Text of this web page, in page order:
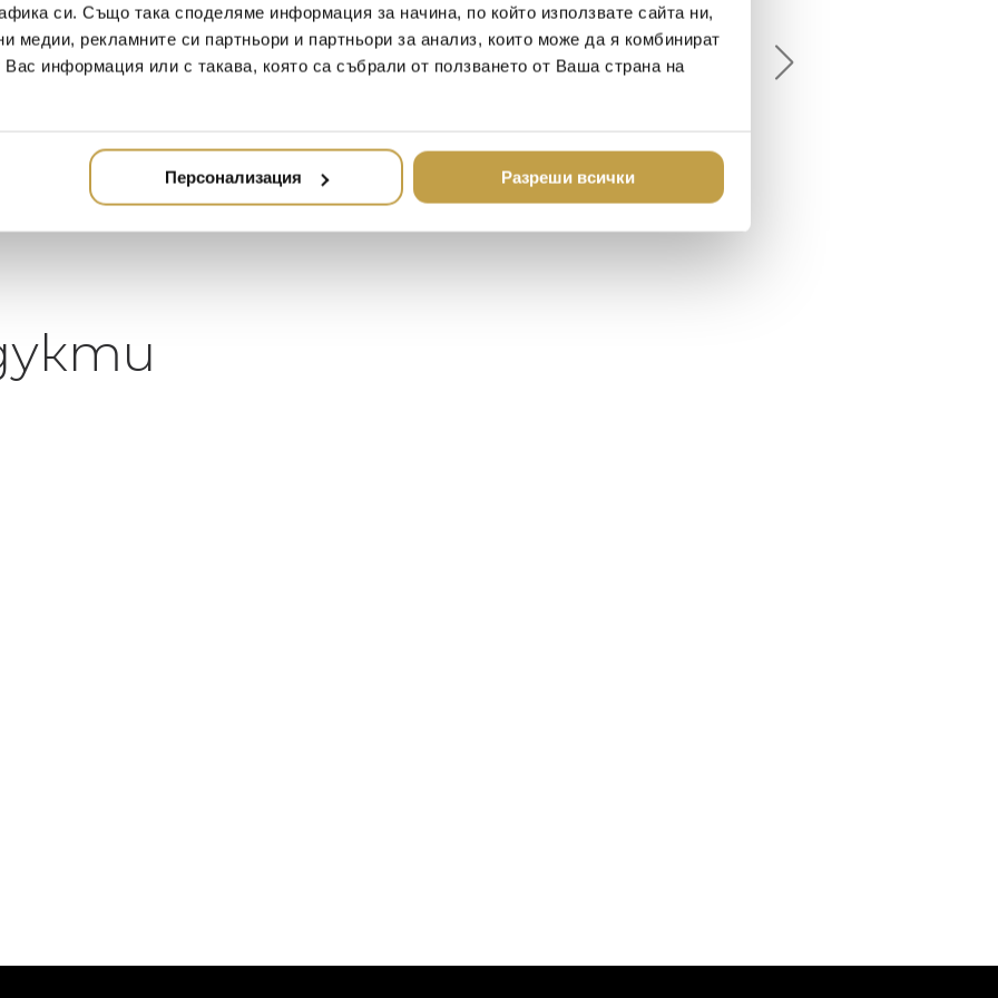
си. Също така споделяме информация за начина, по който използвате сайта ни,
медии, рекламните си партньори и партньори за анализ, които може да я комбинират
Вас информация или с такава, която са събрали от ползването от Ваша страна на
Персонализация Разреши всички
2020-05-20
Един магазин за красив и
направи жилището ви
неповторимо
2018-08-10
Най-доброто място в града
Хареса ми